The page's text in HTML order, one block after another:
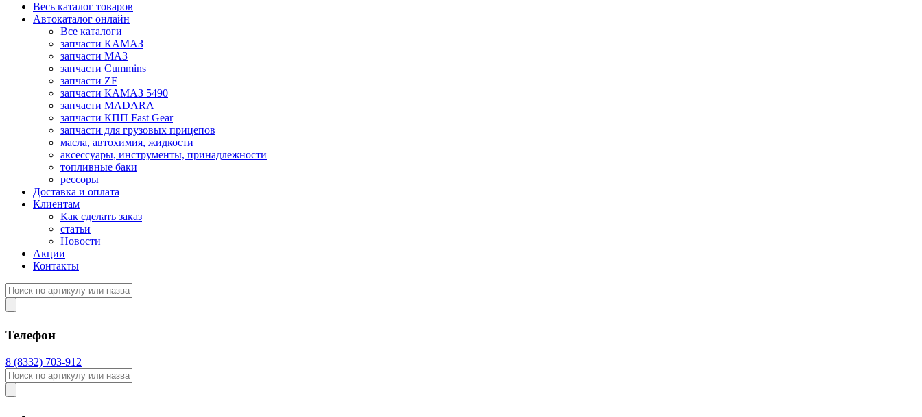
Весь каталог товаров
Автокаталог онлайн
Все каталоги
запчасти КАМАЗ
запчасти МАЗ
запчасти Cummins
запчасти ZF
запчасти КАМАЗ 5490
запчасти MADARA
запчасти КПП Fast Gear
запчасти для грузовых прицепов
масла, автохимия, жидкости
аксессуары, инструменты, принадлежности
топливные баки
рессоры
Доставка и оплата
Клиентам
Как сделать заказ
статьи
Новости
Акции
Контакты
Телефон
8 (8332) 703-912